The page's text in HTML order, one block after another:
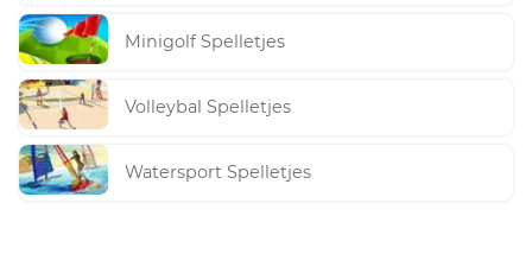
Minigolf Spelletjes
Volleybal Spelletjes
Watersport Spelletjes